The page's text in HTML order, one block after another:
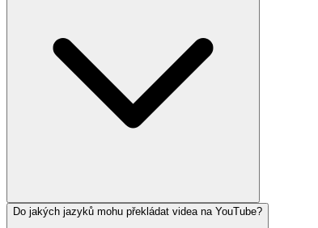
Do jakých jazyků mohu překládat videa na YouTube?